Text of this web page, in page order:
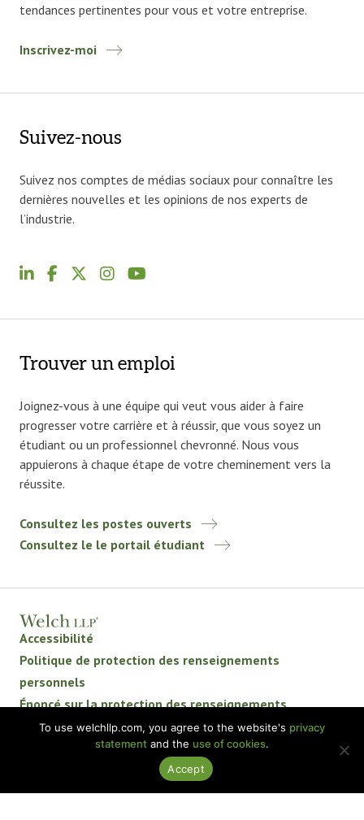
tendances pertinentes pour vous et votre entreprise.
Inscrivez-moi
Suivez-nous
Suivez nos comptes de médias sociaux pour connaître les
dernières nouvelles et les opinions de nos experts de
l’industrie.
Trouver un emploi
Joignez-vous à une équipe qui veut vous aider à faire
progresser votre carrière et à réussir, que vous soyez un
étudiant ou un professionnel chevronné. Nous vous
appuierons à chaque étape de votre cheminement vers la
réussite.
Consultez les postes ouverts
Consultez le le portail étudiant
Accessibilité
Politique de protection des renseignements
personnels
Énoncé sur la protection des renseignements
personnels
Avis de non-responsabilité
BKR International
© 2026 Welch LLP. Tous droits réservés.
To use welchllp.com, you agree to the website's privacy
statement and the use of cookies.
Accept